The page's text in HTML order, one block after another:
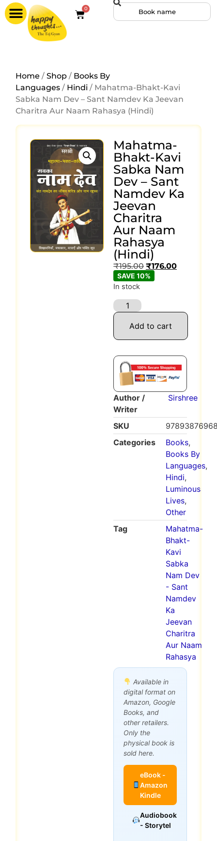
0
Home /Shop / Books By
Languages / Hindi / Mahatma-Bhakt-Kavi
Sabka Nam Dev – Sant Namdev Ka Jeevan
Charitra Aur Naam Rahasya (Hindi)
Mahatma-
Bhakt-Kavi
Sabka Nam
Dev – Sant
Namdev Ka
Jeevan
Charitra
Aur Naam
Rahasya
(Hindi)
₹195.00 ₹176.00
SAVE 10%
In stock
Add to cart
Author /
Writer
Sirshree
SKU
Categories
Books,
Books By
Languages,
Hindi,
Luminous
Lives,
Other
Tag
Mahatma-
Bhakt-
Kavi
Sabka
Nam Dev
- Sant
Namdev
Ka
Jeevan
Charitra
Aur Naam
Rahasya
Available in
digital format on
Amazon, Google
Books, and
other retailers.
Only the
physical book is
sold here.
eBook -
Amazon
Kindle
Audiobook
- Storytel